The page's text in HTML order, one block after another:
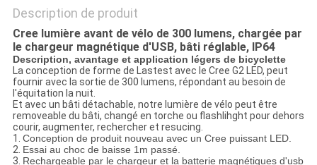
POLITIQUE
DE
CONFIDENTIALITÉ
Description de produit
Cree lumière avant de vélo de 300 lumens, chargée par
le chargeur magnétique d'USB, bâti réglable, IP64
Description, avantage et application légers de bicyclette
La conception de forme de Lastest avec le Cree G2 LED, peut
fournir avec la sortie de 300 lumens, répondant au besoin de
l'équitation la nuit.
Et avec un bâti détachable, notre lumière de vélo peut être
removeable du bâti, changé en torche ou flashlihght pour dehors
courir, augmenter, rechercher et resucing.
1. Conception de produit nouveau avec un Cree puissant LED.
2. Essai au choc de baisse 1m passé.
3. Rechargeable par le chargeur et la batterie magnétiques d'usb